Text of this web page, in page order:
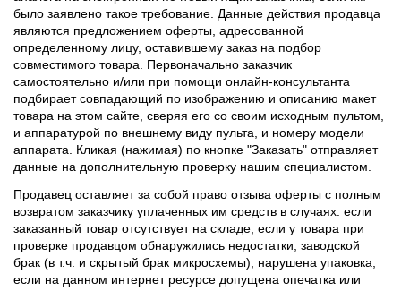
было заявлено такое требование. Данные действия продавца
являются предложением оферты, адресованной
определенному лицу, оставившему заказ на подбор
совместимого товара. Первоначально заказчик
самостоятельно и/или при помощи онлайн-консультанта
подбирает совпадающий по изображению и описанию макет
товара на этом сайте, сверяя его со своим исходным пультом,
и аппаратурой по внешнему виду пульта, и номеру модели
аппарата. Кликая (нажимая) по кнопке "Заказать" отправляет
данные на дополнительную проверку нашим специалистом.
Продавец оставляет за собой право отзыва оферты с полным
возвратом заказчику уплаченных им средств в случаях: если
заказанный товар отсутствует на складе, если у товара при
проверке продавцом обнаружились недостатки, заводской
брак (в т.ч. и скрытый брак микросхемы), нарушена упаковка,
если на данном интернет ресурсе допущена опечатка или